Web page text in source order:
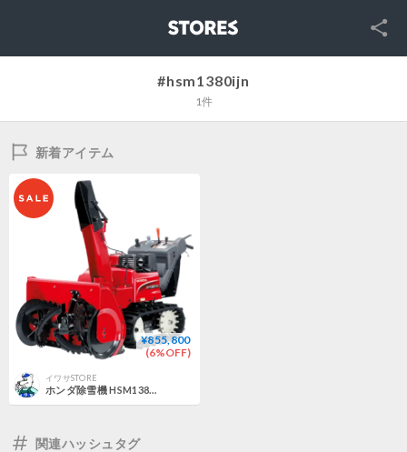
SNS
#hsm1380ijn
1件
新着アイテム
¥855,800
(6%OFF)
イワサSTORE
ホンダ除雪機 HSM1380i-JN 中型 ハイブリット 北海道・青森県・秋田県配達OK 8千円商品ギフト券キャンペーン（9月末迄）
関連ハッシュタグ